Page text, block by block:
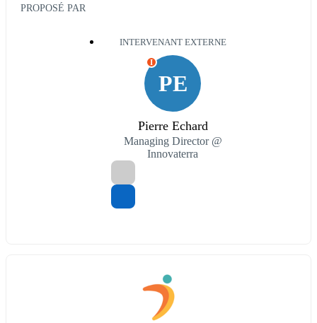
PROPOSÉ PAR
INTERVENANT EXTERNE
PE
I
Pierre Echard
Managing Director @
Innovaterra